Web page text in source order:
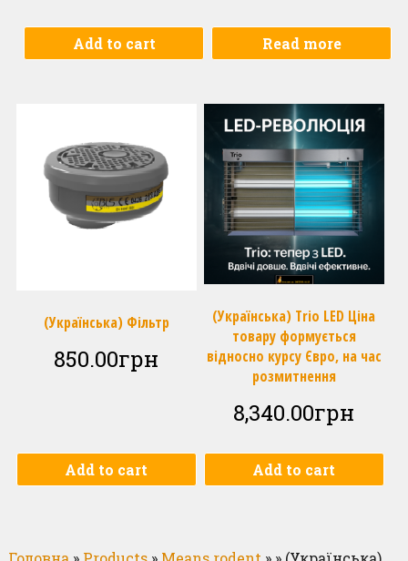
Add to cart Read more
(Українська) Фільтр
850.00грн
Add to cart
(Українська) Trio LED Ціна
товару формується
відносно курсу Євро, на час
розмитнення
8,340.00грн
Add to cart